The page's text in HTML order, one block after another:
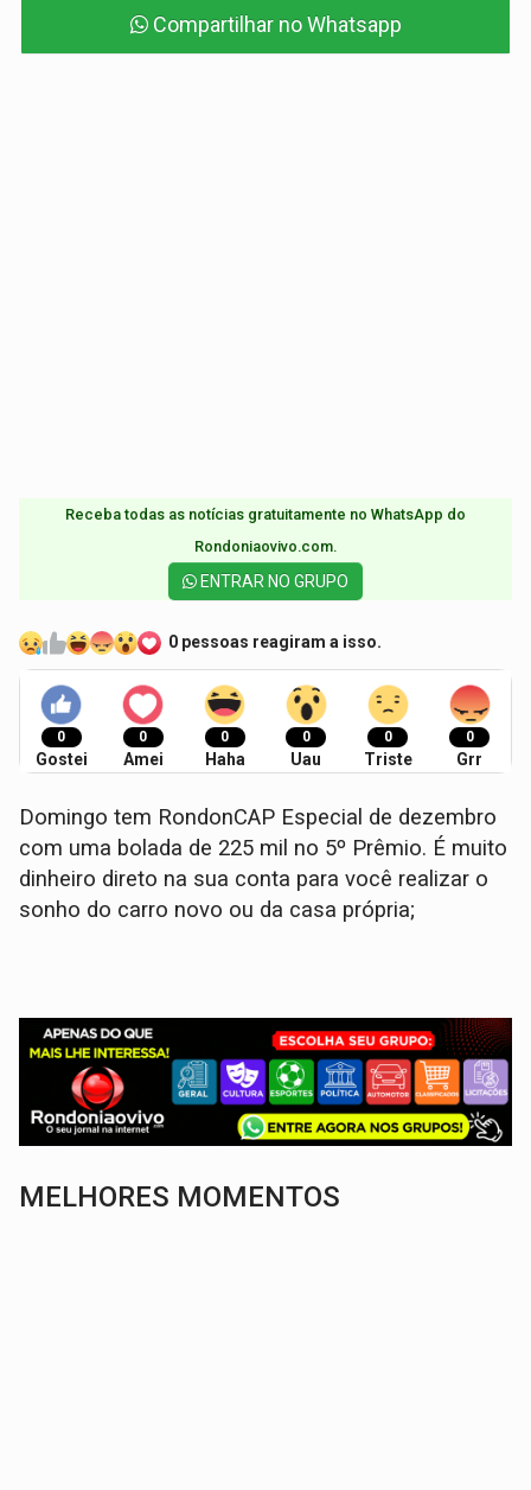
Compartilhar no Whatsapp
Receba todas as notícias gratuitamente no WhatsApp do
Rondoniaovivo.com.​
ENTRAR NO GRUPO
0 pessoas reagiram a isso.
0
Gostei
0
Amei
0
Haha
0
Uau
0
Triste
0
Grr
Domingo tem RondonCAP Especial de dezembro
com uma bolada de 225 mil no 5º Prêmio. É muito
dinheiro direto na sua conta para você realizar o
sonho do carro novo ou da casa própria;
MELHORES MOMENTOS